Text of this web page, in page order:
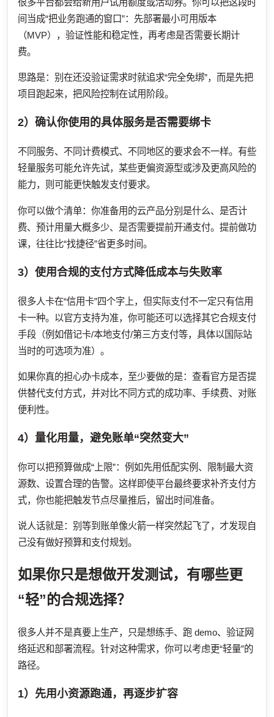
很多平台都会给新用户试用额度或活动券。你可以把这段时
间当成“把业务跑通的窗口”：先部署最小可用版本
（MVP），验证性能和稳定性，再考虑是否需要长期计
费。
思路是：别在还没验证需求时就追求“完全免绑”，而是先把
项目跑起来，把风险控制在试用阶段。
2）确认你使用的具体服务是否需要绑卡
不同服务、不同计费模式、不同地区的要求会不一样。有些
轻量服务可能允许先试，某些更偏资源型或涉及更高风险的
能力，则可能更快触发支付要求。
你可以做个清单：你准备用的云产品分别是什么、是否计
费、预计用量大概多少、是否需要提前开通支付。提前做功
课，往往比“找捷径”省更多时间。
3）使用合规的支付方式降低成本与失败率
很多人卡在“信用卡”四个字上，但实际支付不一定只有信用
卡一种。以官方支持为准，你可能还可以选择其它合规支付
手段（例如借记卡/本地支付/第三方支付等，具体以国际站
当时的可选项为准）。
如果你真的担心办卡成本，至少要做的是：查看官方是否提
供替代支付方式，并对比不同方式的成功率、手续费、对账
便利性。
4）量化用量，避免账单“突然变大”
你可以把预算做成“上限”：例如先用低配实例、限制最大资
源数、设置合理的告警。这样即使平台最终要求补齐支付方
式，你也能把触发节点尽量推后，留出时间准备。
说人话就是：别等到账单像火箭一样突然起飞了，才发现自
己没有做好预算和支付规划。
如果你只是想做开发测试，有哪些更
“轻”的合规选择？
很多人并不是真要上生产，只是想练手、跑 demo、验证网
络延迟和部署流程。针对这种需求，你可以考虑更“轻量”的
路径。
1）先用小资源跑通，再逐步扩容